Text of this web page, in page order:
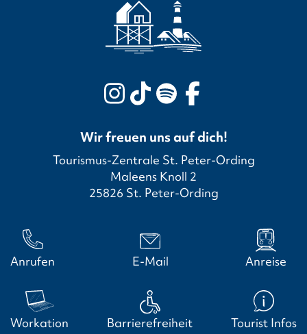
Wir freuen uns auf dich!
Tourismus-Zentrale St. Peter-Ording
Maleens Knoll 2
25826 St. Peter-Ording
Anrufen E-Mail Anreise
Workation Barrierefreiheit Tourist Infos